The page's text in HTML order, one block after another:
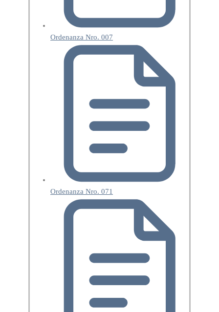
Ordenanza Nro. 007
Ordenanza Nro. 071